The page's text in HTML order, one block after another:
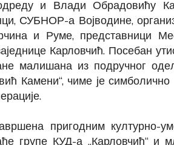
и Влади Обрадовићу
СУБНОР-а Војводине,
и Руме, представници
Карловчић. Посебан
малишана из подручног
Камени“, чиме је
пригодним културно-
групе КУД-а „Карловчић“